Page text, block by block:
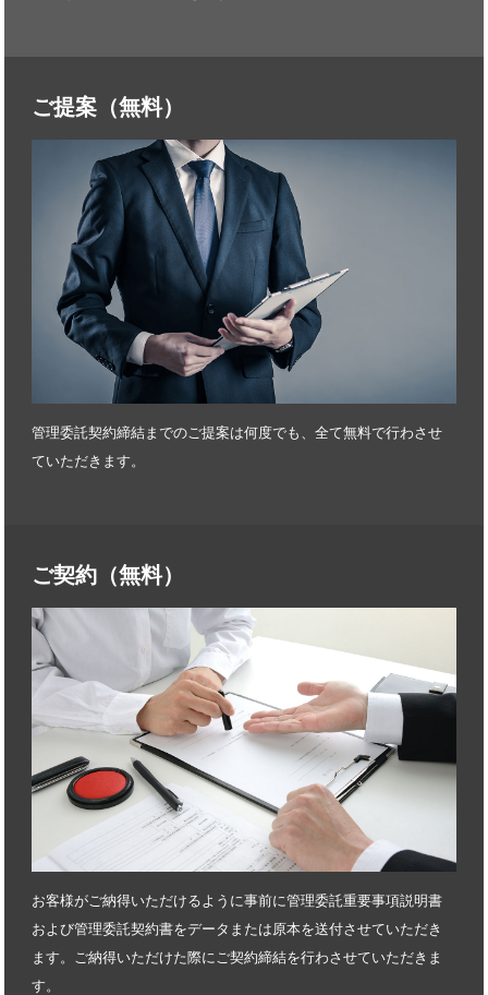
ご提案（無料）
管理委託契約締結までのご提案は何度でも、全て無料で行わさせ
ていただきます。
ご契約（無料）
お客様がご納得いただけるように事前に管理委託重要事項説明書
および管理委託契約書をデータまたは原本を送付させていただき
ます。ご納得いただけた際にご契約締結を行わさせていただきま
す。